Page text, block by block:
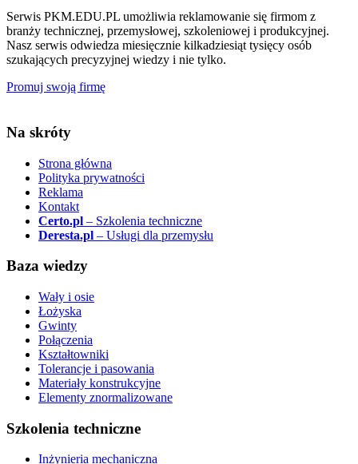
Serwis PKM.EDU.PL umożliwia reklamowanie się firmom z
branży technicznej, przemysłowej, szkoleniowej i produkcyjnej.
Nasz serwis odwiedza miesięcznie kilkadziesiąt tysięcy osób
szukających precyzyjnej wiedzy i nie tylko.
Promuj swoją firmę
Na skróty
Strona główna
Polityka prywatności
Reklama
Kontakt
Certo.pl – Szkolenia techniczne
Deresta.pl – Usługi dla przemysłu
Baza wiedzy
Wały i osie
Łożyska
Gwinty
Połączenia
Kształtowniki
Tolerancje i pasowania
Materiały konstrukcyjne
Elementy znormalizowane
Szkolenia techniczne
Inżynieria mechaniczna